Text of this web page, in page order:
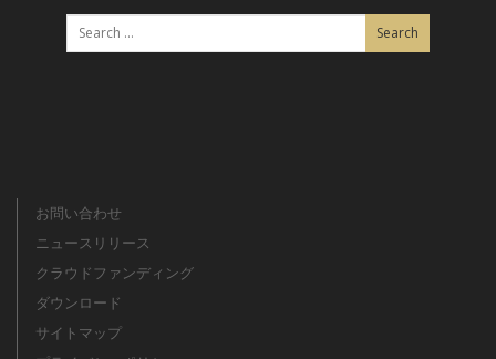
お問い合わせ
ニュースリリース
クラウドファンディング
ダウンロード
サイトマップ